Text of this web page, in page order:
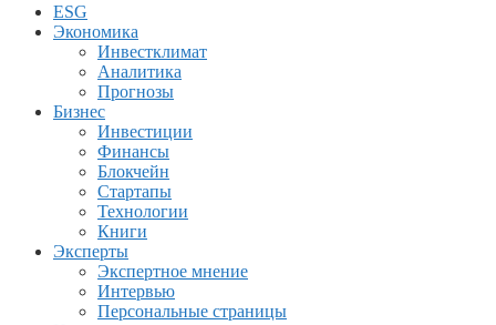
ESG
Экономика
Инвестклимат
Аналитика
Прогнозы
Бизнес
Инвестиции
Финансы
Блокчейн
Стартапы
Технологии
Книги
Эксперты
Экспертное мнение
Интервью
Персональные страницы